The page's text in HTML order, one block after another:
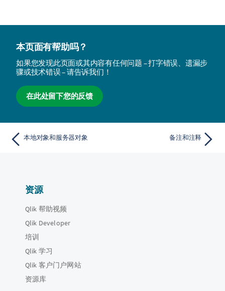
本页面有帮助吗？
如果您发现此页面或其内容有任何问题 – 打字错误、遗漏步
骤或技术错误 – 请告诉我们！
在此处留下您的反馈
本地对象和服务器对象 备注和注释
资源
Qlik 帮助视频
Qlik Developer
培训
Qlik 学习
Qlik 客户门户网站
资源库